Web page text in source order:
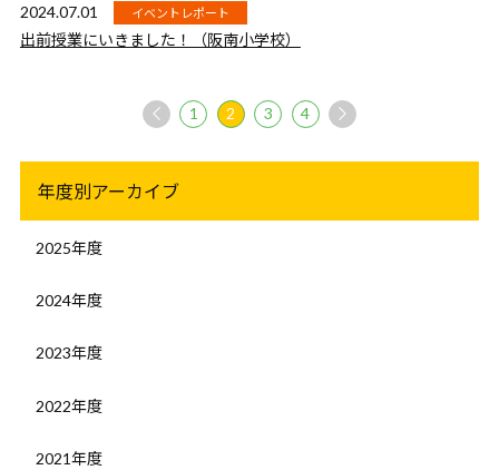
2024.07.01 イベントレポート
出前授業にいきました！（阪南小学校）
1 2 3 4
年度別アーカイブ
2025年度
2024年度
2023年度
2022年度
2021年度